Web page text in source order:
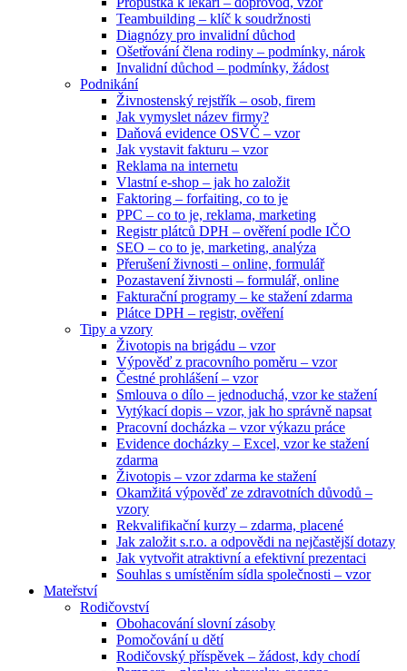
Teambuilding – klíč k soudržnosti
Diagnózy pro invalidní důchod
Ošetřování člena rodiny – podmínky, nárok
Invalidní důchod – podmínky, žádost
Podnikání
Živnostenský rejstřík – osob, firem
Jak vymyslet název firmy?
Daňová evidence OSVČ – vzor
Jak vystavit fakturu – vzor
Reklama na internetu
Vlastní e-shop – jak ho založit
Faktoring – forfaiting, co to je
PPC – co to je, reklama, marketing
Registr plátců DPH – ověření podle IČO
SEO – co to je, marketing, analýza
Přerušení živnosti – online, formulář
Pozastavení živnosti – formulář, online
Fakturační programy – ke stažení zdarma
Plátce DPH – registr, ověření
Tipy a vzory
Životopis na brigádu – vzor
Výpověď z pracovního poměru – vzor
Čestné prohlášení – vzor
Smlouva o dílo – jednoduchá, vzor ke stažení
Vytýkací dopis – vzor, jak ho správně napsat
Pracovní docházka – vzor výkazu práce
Evidence docházky – Excel, vzor ke stažení
zdarma
Životopis – vzor zdarma ke stažení
Okamžitá výpověď ze zdravotních důvodů –
vzory
Rekvalifikační kurzy – zdarma, placené
Jak založit s.r.o. a odpovědi na nejčastější dotazy
Jak vytvořit atraktivní a efektivní prezentaci
Souhlas s umístěním sídla společnosti – vzor
Mateřství
Rodičovství
Obohacování slovní zásoby
Pomočování u dětí
Rodičovský příspěvek – žádost, kdy chodí